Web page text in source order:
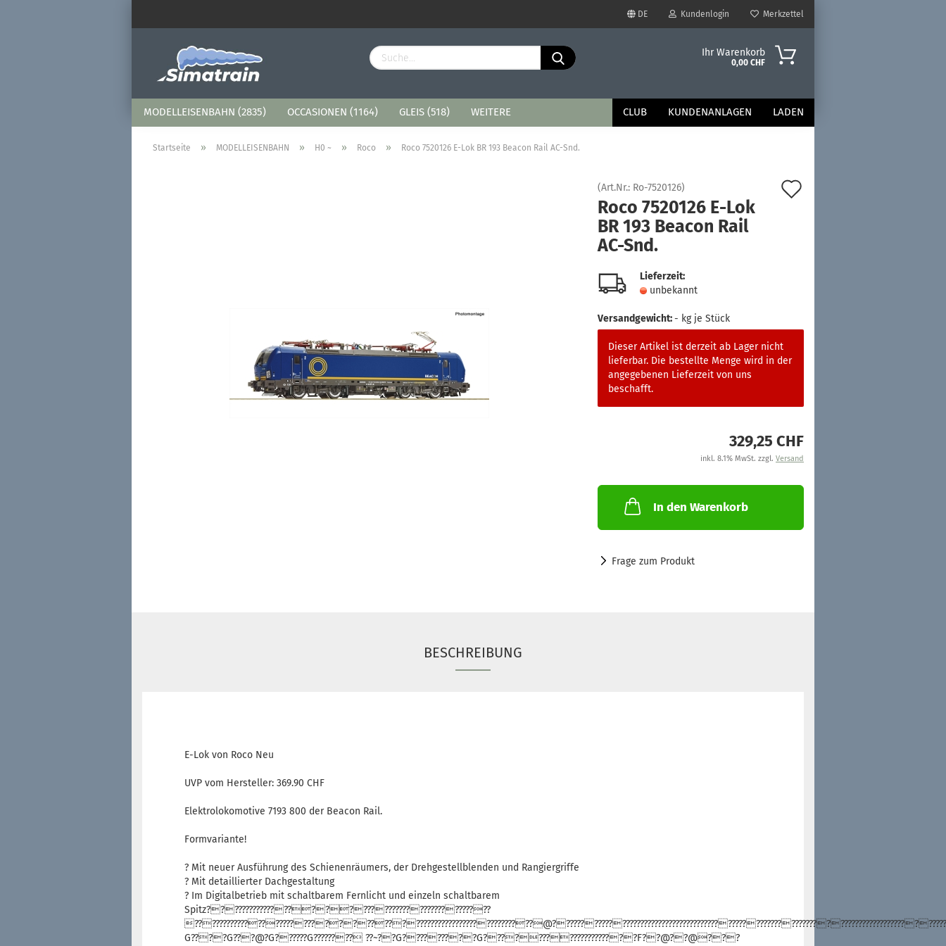
DE
Sprache auswählen
Kundenlogin
Passwort vergessen?
Merkzettel
Ihr Warenkorb
0,00 CHF
MODELLEISENBAHN (2835) OCCASIONEN (1164) GLEIS (518) CLUB KUNDENANLAGEN LADEN
WEITERE
Startseite » MODELLEISENBAHN » H0 ~ » Roco » Roco 7520126 E-Lok BR 193 Beacon Rail AC-Snd.
(Art.Nr.: Ro-7520126)
Roco 7520126 E-Lok
BR 193 Beacon Rail
AC-Snd.
Lieferzeit:
unbekannt
Versandgewicht:- kg je Stück
Dieser Artikel ist derzeit ab Lager nicht
lieferbar. Die bestellte Menge wird in der
angegebenen Lieferzeit von uns
beschafft.
329,25 CHF
inkl. 8.1% MwSt. zzgl. Versand
In den Warenkorb
Frage zum Produkt
BESCHREIBUNG
E-Lok von Roco Neu
UVP vom Hersteller: 369.90 CHF
Elektrolokomotive 7193 800 der Beacon Rail.
Formvariante!
? Mit neuer Ausführung des Schienenräumers, der Drehgestellblenden und Rangiergriffe
? Mit detaillierter Dachgestaltung
? Im Digitalbetrieb mit schaltbarem Fernlicht und einzeln schaltbarem
Spitz??????????????????????????????????????????
G????G???@?G??????G???????? ??~??G?????????G????????????????????F??@??@???